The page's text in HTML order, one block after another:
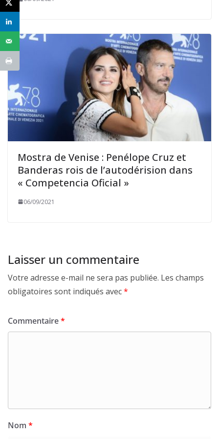
Mostra de Venise : Penélope Cruz et
Banderas rois de l’autodérision dans
« Competencia Oficial »
06/09/2021
Laisser un commentaire
Votre adresse e-mail ne sera pas publiée. Les champs
obligatoires sont indiqués avec*
Commentaire*
Nom *